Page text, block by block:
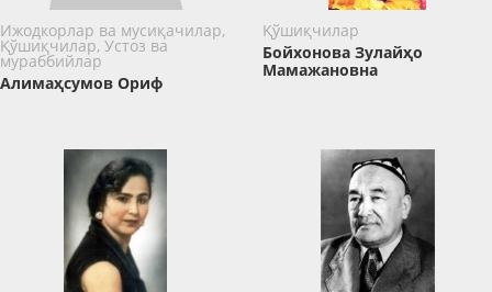
Ижодкорлар ва мусиқачилар,
Қўшиқчилар, Устоз ва
мураббийлар
Алимаҳсумов Ориф
Қўшиқчилар
Бойхонова Зулайҳо
Мамажановна